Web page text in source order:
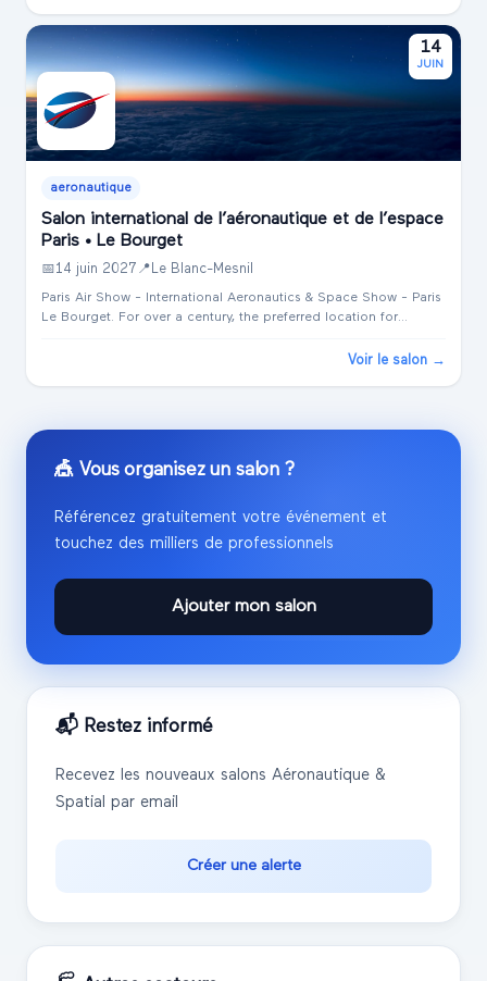
14
JUIN
aeronautique
Salon international de l’aéronautique et de l’espace
Paris • Le Bourget
📅 14 juin 2027 📍 Le Blanc-Mesnil
Paris Air Show - International Aeronautics & Space Show - Paris
Le Bourget. For over a century, the preferred location for
Voir le salon →
🎪 Vous organisez un salon ?
Référencez gratuitement votre événement et
touchez des milliers de professionnels
Ajouter mon salon
📬 Restez informé
Recevez les nouveaux salons Aéronautique &
Spatial
par email
Créer une alerte